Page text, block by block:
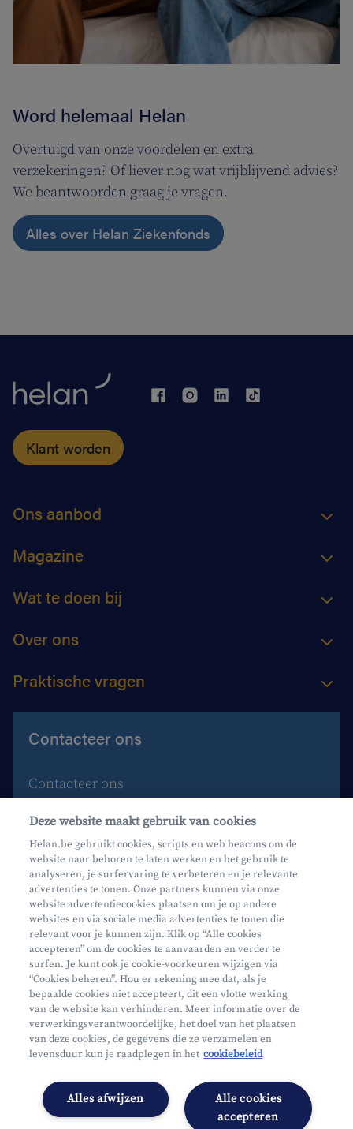
Word helemaal Helan
Overtuigd van onze voordelen en extra
verzekeringen? Of liever nog wat vrijblijvend advies?
We beantwoorden graag je vragen.
Alles over Helan Ziekenfonds
Klant worden
Ons aanbod
Magazine
Wat te doen bij
Over ons
Praktische vragen
Contacteer ons
Contacteer ons
Maak een afspraak
Waar vind je ons?
Phishing
Mifid
Privacy
Juridische info
Onderworpen aan de controle van CDZ
Toegankelijkheidsverklaring
Cookies beheren
Deze website maakt gebruik van cookies
Helan.be gebruikt cookies, scripts en web beacons om de
website naar behoren te laten werken en het gebruik te
analyseren, je surfervaring te verbeteren en je relevante
advertenties te tonen. Onze partners kunnen via onze
website advertentiecookies plaatsen om je op andere
websites en via sociale media advertenties te tonen die
relevant voor je kunnen zijn. Klik op “Alle cookies
accepteren” om de cookies te aanvaarden en verder te
surfen. Je kunt ook je cookie-voorkeuren wijzigen via
“Cookies beheren”. Hou er rekening mee dat, als je
bepaalde cookies niet accepteert, dit een vlotte werking
van de website kan verhinderen. Meer informatie over de
verwerkingsverantwoordelijke, het doel van het plaatsen
van deze cookies, de gegevens die ze verzamelen en
levensduur kun je raadplegen in het cookiebeleid
Alle cookies
accepteren
Alles afwijzen